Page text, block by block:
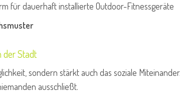
für dauerhaft installierte Outdoor-Fitnessgeräte
der Stadt
sondern stärkt auch das soziale
ausschließt.